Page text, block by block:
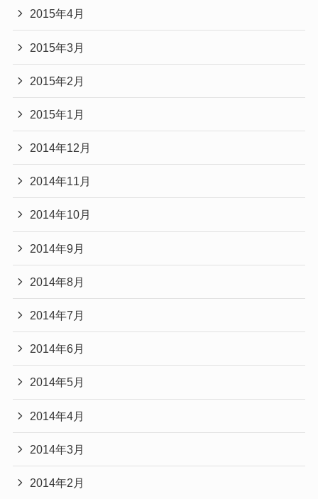
2015年4月
2015年3月
2015年2月
2015年1月
2014年12月
2014年11月
2014年10月
2014年9月
2014年8月
2014年7月
2014年6月
2014年5月
2014年4月
2014年3月
2014年2月